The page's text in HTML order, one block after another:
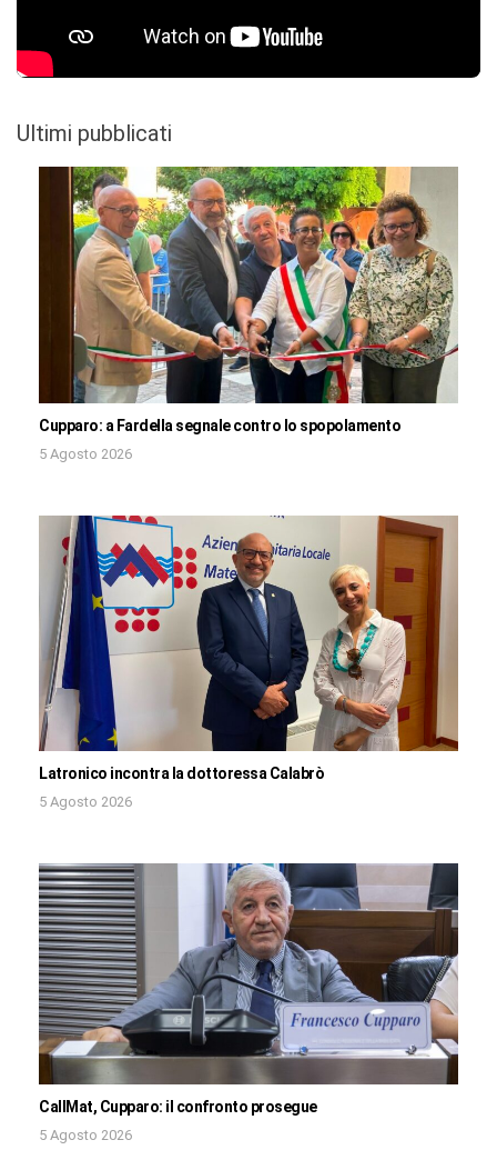
Ultimi pubblicati
Cupparo: a Fardella segnale contro lo spopolamento
5 Agosto 2026
Latronico incontra la dottoressa Calabrò
5 Agosto 2026
CallMat, Cupparo: il confronto prosegue
5 Agosto 2026